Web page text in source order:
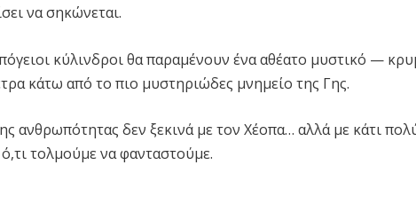
να σηκώνεται.
κύλινδροι θα παραμένουν ένα αθέατο μυστικό —
κάτω από το πιο μυστηριώδες μνημείο της Γης.
ανθρωπότητας δεν ξεκινά με τον Χέοπα… αλλά με κάτι
τολμούμε να φανταστούμε.